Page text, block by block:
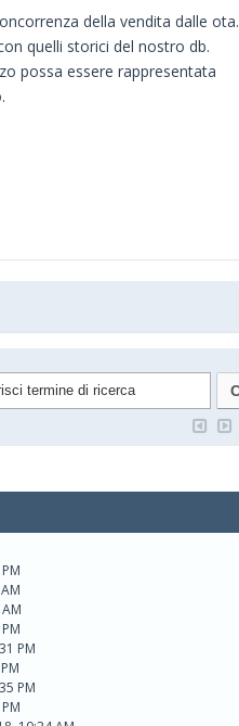
della vendita dalle ota.
quelli storici del nostro db.
possa essere rappresentata
PM
PM